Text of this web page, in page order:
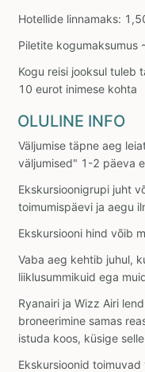
Hotellide linnamaks:
Piletite kogumaksumus
Kogu reisi jooksul tuleb
10 eurot inimese kohta
OLULINE INFO
Väljumise täpne aeg
väljumised" 1-2 päeva
Ekskursioonigrupi juht
toimumispäevi ja aegu
Ekskursiooni hind võib
Vaba aeg kehtib juhul,
liiklusummikuid ega
Ryanairi ja Wizz Airi
broneerimine samas
istuda koos, küsige
Ekskursioonid